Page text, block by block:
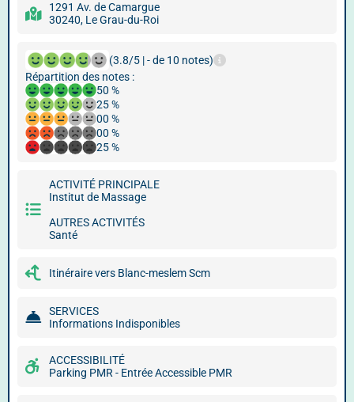
1291 Av. de Camargue
30240, Le Grau-du-Roi
(3.8/5 | - de 10 notes)
Répartition des notes :
50 %
25 %
00 %
00 %
25 %
ACTIVITÉ PRINCIPALE
Institut de Massage
AUTRES ACTIVITÉS
Santé
Itinéraire vers Blanc-meslem Scm
SERVICES
Informations Indisponibles
ACCESSIBILITÉ
Parking PMR - Entrée Accessible PMR